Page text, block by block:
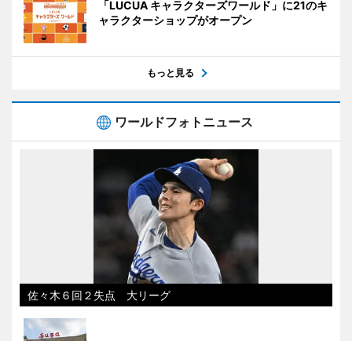
「LUCUA キャラクターズワールド」に21のキ
ャラクターショップがオープン
もっと見る
ワールドフォトニュース
佐々木６回２失点 大リーグ